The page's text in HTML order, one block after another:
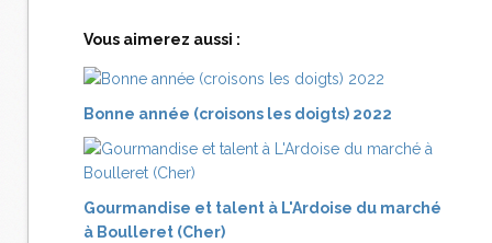
Vous aimerez aussi :
Bonne année (croisons les doigts) 2022
Gourmandise et talent à L'Ardoise du marché
à Boulleret (Cher)